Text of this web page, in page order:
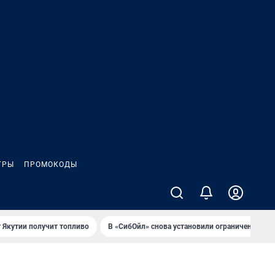
ПРОМОКОДЫ
получит топливо В «СибОйл» снова установили ограничения